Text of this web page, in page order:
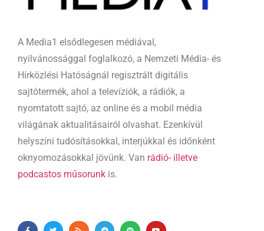
A Media1 elsődlegesen médiával,
nyilvánossággal foglalkozó, a Nemzeti Média- és
Hírközlési Hatóságnál regisztrált digitális
sajtótermék, ahol a televíziók, a rádiók, a
nyomtatott sajtó, az online és a mobil média
világának aktualitásairól olvashat. Ezenkívül
helyszíni tudósításokkal, interjúkkal és időnként
oknyomozásokkal jövünk. Van rádió- illetve
podcastos műsorunk is.